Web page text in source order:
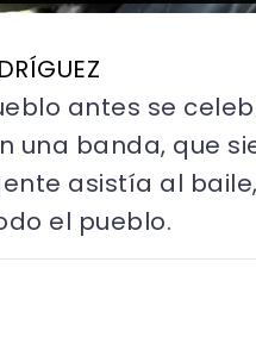
antes se
una banda, que
asistía al
el pueblo.